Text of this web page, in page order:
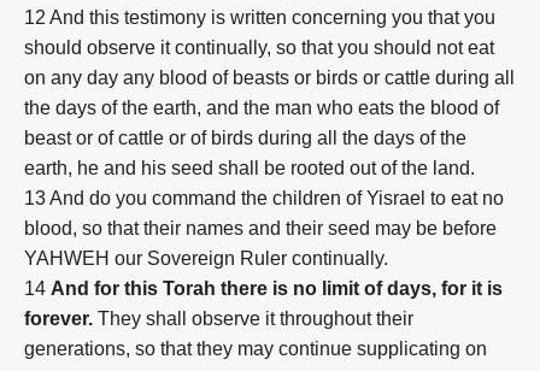
12 And this testimony is written concerning you that you
should observe it continually, so that you should not eat
on any day any blood of beasts or birds or cattle during all
the days of the earth, and the man who eats the blood of
beast or of cattle or of birds during all the days of the
earth, he and his seed shall be rooted out of the land.
13 And do you command the children of Yisrael to eat no
blood, so that their names and their seed may be before
YAHWEH our Sovereign Ruler continually.
14 And for this Torah there is no limit of days, for it is
forever. They shall observe it throughout their
generations, so that they may continue supplicating on